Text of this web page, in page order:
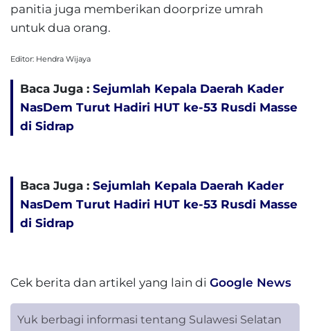
panitia juga memberikan doorprize umrah
untuk dua orang.
Editor: Hendra Wijaya
Baca Juga : Sejumlah Kepala Daerah Kader
NasDem Turut Hadiri HUT ke-53 Rusdi Masse
di Sidrap
Baca Juga : Sejumlah Kepala Daerah Kader
NasDem Turut Hadiri HUT ke-53 Rusdi Masse
di Sidrap
Cek berita dan artikel yang lain di Google News
Yuk berbagi informasi tentang Sulawesi Selatan